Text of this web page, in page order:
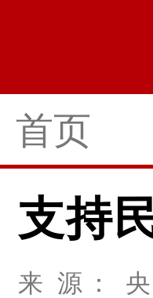
首页
支持
来 源：